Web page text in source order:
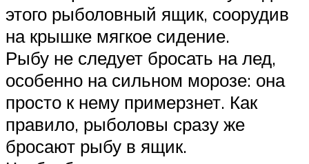
этого рыболовный ящик, соорудив
на крышке мягкое сидение.
Рыбу не следует бросать на лед,
особенно на сильном морозе: она
просто к нему примерзнет. Как
правило, рыболовы сразу же
бросают рыбу в ящик.